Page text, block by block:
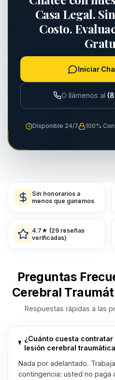
Casa Legal.
Costo.
Iniciar
O llámenos al
Disponible 24/7 100%
Sin honorarios a
menos que ganemos
4.7★ (29 reseñas
verificadas)
Preguntas
Cerebral
Respuestas rápidas a las
¿Cuánto cuesta contratar
lesión cerebral
Nada por adelantado.
contingencia: usted no paga